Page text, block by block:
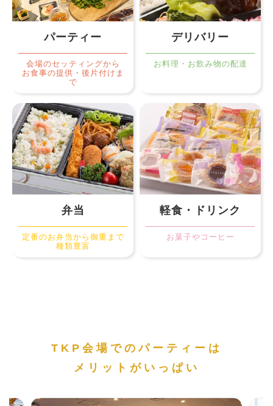
パーティー
会場のセッティングから
お食事の提供・後片付けま
で
デリバリー
お料理・お飲み物の配達
弁当
定番のお弁当から御重まで
種類豊富
軽食・ドリンク
お菓子やコーヒー
TKP会場でのパーティーは
メリットがいっぱい